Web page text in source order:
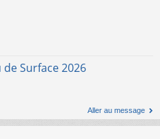
Surface 2026
Aller au message